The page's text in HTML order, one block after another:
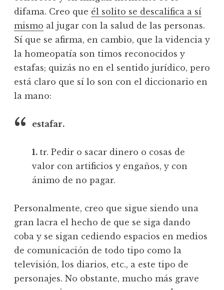
difama. Creo que él solito se descalifica a sí
mismo al jugar con la salud de las personas.
Sí que se afirma, en cambio, que la videncia y
la homeopatía son timos reconocidos y
estafas; quizás no en el sentido jurídico, pero
está claro que sí lo son con el diccionario en
la mano:
estafar.
1. tr. Pedir o sacar dinero o cosas de
valor con artificios y engaños, y con
ánimo de no pagar.
Personalmente, creo que sigue siendo una
gran lacra el hecho de que se siga dando
coba y se sigan cediendo espacios en medios
de comunicación de todo tipo como la
televisión, los diarios, etc., a este tipo de
personajes. No obstante, mucho más grave